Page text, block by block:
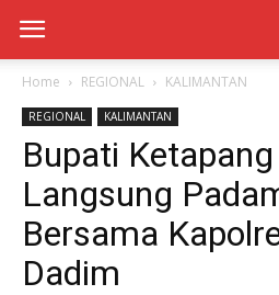
Home REGIONAL KALIMANTAN
REGIONAL KALIMANTAN
Bupati
Langsung
Bersama
Dadim